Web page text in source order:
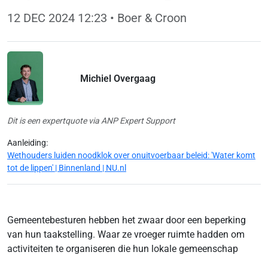
12 DEC 2024 12:23 • Boer & Croon
Michiel Overgaag
Dit is een expertquote via ANP Expert Support
Aanleiding:
Wethouders luiden noodklok over onuitvoerbaar beleid: 'Water komt
tot de lippen' | Binnenland | NU.nl
Gemeentebesturen hebben het zwaar door een beperking
van hun taakstelling. Waar ze vroeger ruimte hadden om
activiteiten te organiseren die hun lokale gemeenschap